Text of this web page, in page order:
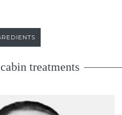
treatments